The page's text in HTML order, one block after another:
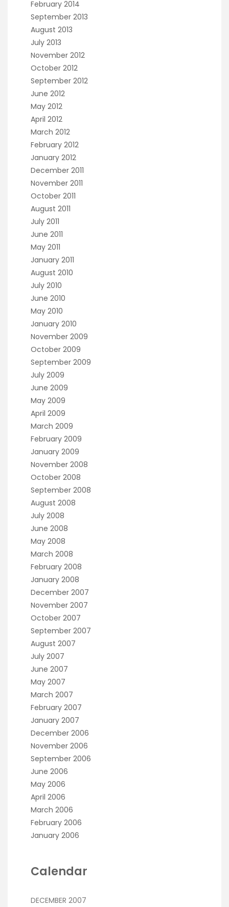
February 2014
September 2013
August 2013
July 2013
November 2012
October 2012
September 2012
June 2012
May 2012
April 2012
March 2012
February 2012
January 2012
December 2011
November 2011
October 2011
August 2011
July 2011
June 2011
May 2011
January 2011
August 2010
July 2010
June 2010
May 2010
January 2010
November 2009
October 2009
September 2009
July 2009
June 2009
May 2009
April 2009
March 2009
February 2009
January 2009
November 2008
October 2008
September 2008
August 2008
July 2008
June 2008
May 2008
March 2008
February 2008
January 2008
December 2007
November 2007
October 2007
September 2007
August 2007
July 2007
June 2007
May 2007
March 2007
February 2007
January 2007
December 2006
November 2006
September 2006
June 2006
May 2006
April 2006
March 2006
February 2006
January 2006
Calendar
DECEMBER 2007